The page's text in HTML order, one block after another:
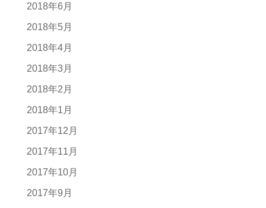
2018年6月
2018年5月
2018年4月
2018年3月
2018年2月
2018年1月
2017年12月
2017年11月
2017年10月
2017年9月